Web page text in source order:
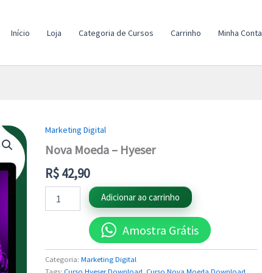
Início Loja Categoria de Cursos Carrinho Minha Conta
Marketing Digital
Nova Moeda – Hyeser
R$42,90
Nova
Moeda
-
Hyeser
quantidade
Adicionar ao carrinho
Amostra Grátis
Categoria:Marketing Digital